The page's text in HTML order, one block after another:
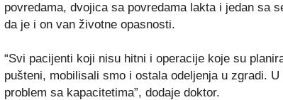
povredama, dvojica sa povredama lakta i jedan sa
da je i on van životne opasnosti.
“Svi pacijenti koji nisu hitni i operacije koje su
pušteni, mobilisali smo i ostala odeljenja u zgradi.
problem sa kapacitetima”, dodaje doktor.